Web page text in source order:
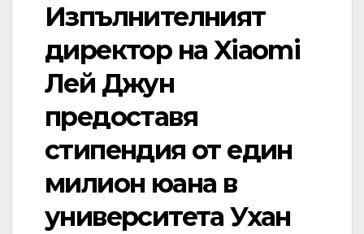
Изпълнителният
директор на Xiaomi
Лей Джун
предоставя
стипендия от един
милион юана в
университета Ухан